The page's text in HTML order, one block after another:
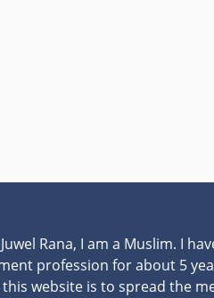
Rana, I am a Muslim. I
profession for about 5
website is to spread the